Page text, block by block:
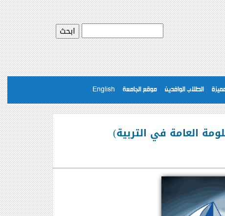
الطلاب الوافدين موقع الجامعة English
العامة في التربية)